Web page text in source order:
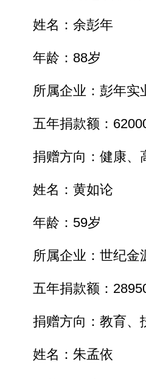
姓名：余彭年
年龄：88岁
所属企业：彭年实
五年捐款额：
捐赠方向：健康、
姓名：黄如论
年龄：59岁
所属企业：世纪金
五年捐款额：
捐赠方向：教育、
姓名：朱孟依